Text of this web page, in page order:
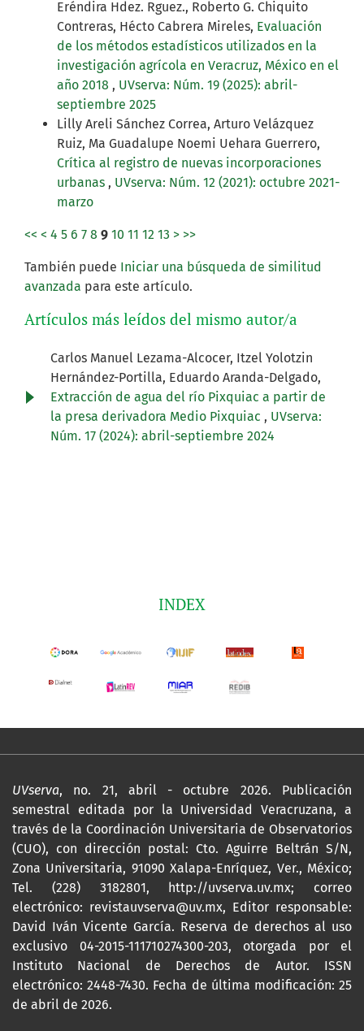
Eréndira Hdez. Rguez., Roberto G. Chiquito
Contreras, Hécto Cabrera Mireles, Evaluación
de los métodos estadísticos utilizados en la
investigación agrícola en Veracruz, México en el
año 2018 , UVserva: Núm. 19 (2025): abril-
septiembre 2025
Lilly Areli Sánchez Correa, Arturo Velázquez
Ruiz, Ma Guadalupe Noemi Uehara Guerrero,
Crítica al registro de nuevas incorporaciones
urbanas , UVserva: Núm. 12 (2021): octubre 2021-
marzo
<< < 4 5 6 7 8 9 10 11 12 13 > >>
También puede Iniciar una búsqueda de similitud
avanzada para este artículo.
Artículos más leídos del mismo autor/a
Carlos Manuel Lezama-Alcocer, Itzel Yolotzin
Hernández-Portilla, Eduardo Aranda-Delgado,
Extracción de agua del río Pixquiac a partir de
la presa derivadora Medio Pixquiac , UVserva:
Núm. 17 (2024): abril-septiembre 2024
INDEX
UVserva, no. 21, abril - octubre 2026. Publicación
semestral editada por la Universidad Veracruzana, a
través de la Coordinación Universitaria de Observatorios
(CUO), con dirección postal: Cto. Aguirre Beltrán S/N,
Zona Universitaria, 91090 Xalapa-Enríquez, Ver., México;
Tel. (228) 3182801,
http://uvserva.uv.mx; correo
electrónico: revistauvserva@uv.mx, Editor responsable:
David Iván Vicente García. Reserva de derechos al uso
exclusivo 04-2015-111710274300-203, otorgada por el
Instituto Nacional de Derechos de Autor. ISSN
electrónico: 2448-7430. Fecha de última modificación: 25
de abril de 2026.